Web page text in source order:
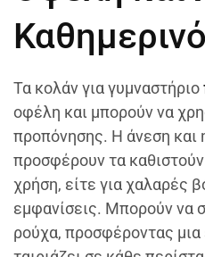
Τα κολάν για γυμναστήριο
οφέλη και μπορούν να
προπόνησης. Η άνεση και
προσφέρουν τα καθιστούν
χρήση, είτε για χαλαρές
εμφανίσεις. Μπορούν να
ρούχα, προσφέροντας μια